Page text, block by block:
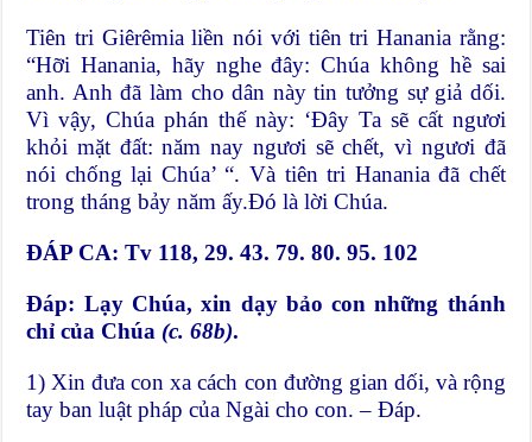
Tiên tri Giêrêmia liền nói với tiên tri Hanania rằng:
“Hỡi Hanania, hãy nghe đây: Chúa không hề sai
anh. Anh đã làm cho dân này tin tưởng sự giả dối.
Vì vậy, Chúa phán thế này: ‘Đây Ta sẽ cất ngươi
khỏi mặt đất: năm nay ngươi sẽ chết, vì ngươi đã
nói chống lại Chúa’ “. Và tiên tri Hanania đã chết
trong tháng bảy năm ấy.Đó là lời Chúa.
ĐÁP CA: Tv 118, 29. 43. 79. 80. 95. 102
Đáp: Lạy Chúa, xin dạy bảo con những thánh
chỉ của Chúa (c. 68b).
1) Xin đưa con xa cách con đường gian dối, và rộng
tay ban luật pháp của Ngài cho con. – Đáp.